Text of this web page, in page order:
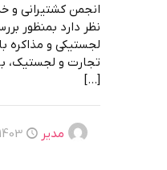
انجمن کشتیرانی و
نظر دارد بمنظور
لجستیکی و مذاکره
تجارت و لجستیک،
[…]
مدیر 1403-03-21